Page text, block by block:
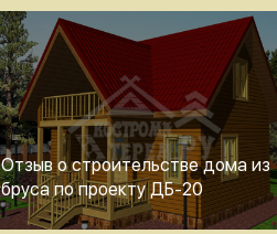
Отзыв о строительстве дома из
бруса по проекту ДБ-20